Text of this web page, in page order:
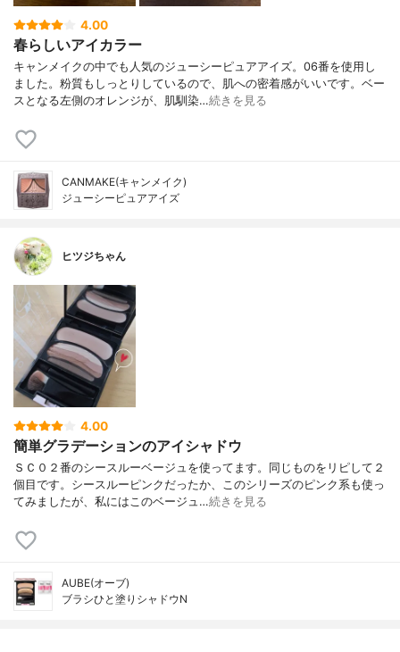
4.00
春らしいアイカラー
キャンメイクの中でも人気のジューシーピュアアイズ。06番を使用し
ました。粉質もしっとりしているので、肌への密着感がいいです。ベー
スとなる左側のオレンジが、肌馴染…続きを見る
CANMAKE(キャンメイク)
ジューシーピュアアイズ
ヒツジちゃん
4.00
簡単グラデーションのアイシャドウ
ＳＣ０２番のシースルーベージュを使ってます。同じものをリピして２
個目です。シースルーピンクだったか、このシリーズのピンク系も使っ
てみましたが、私にはこのベージュ…続きを見る
AUBE(オーブ)
ブラシひと塗りシャドウN